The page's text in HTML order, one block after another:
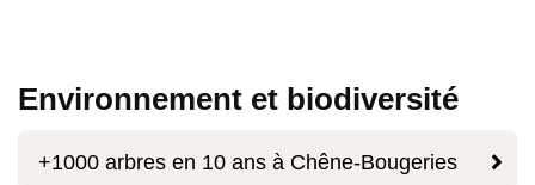
Environnement et biodiversité

+1000 arbres en 10 ans à Chêne-Bougeries